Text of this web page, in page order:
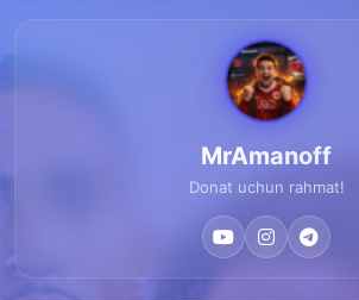
MrAmanoff
Donat uchun rahmat!